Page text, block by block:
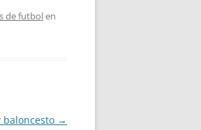
de futbolen
→